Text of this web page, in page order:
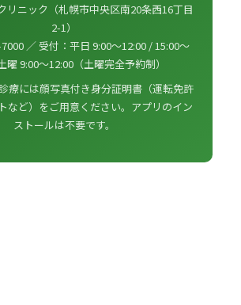
リニック（札幌市中央区南20条西16丁目
2-1）
／ 受付：平日 9:00〜12:00 / 15:00〜
曜 9:00〜12:00（土曜完全予約制）
療には顔写真付き身分証明書（運転免許
など）をご用意ください。アプリのイン
ストールは不要です。